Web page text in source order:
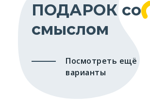
ПОДАРОК со
смыслом
Посмотреть ещё
варианты